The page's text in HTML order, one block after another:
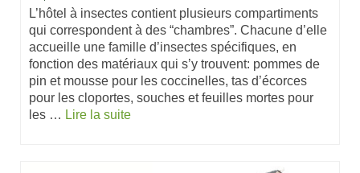
L’hôtel à insectes contient plusieurs compartiments
qui correspondent à des “chambres”. Chacune d’elle
accueille une famille d’insectes spécifiques, en
fonction des matériaux qui s’y trouvent: pommes de
pin et mousse pour les coccinelles, tas d’écorces
pour les cloportes, souches et feuilles mortes pour
les … Lire la suite